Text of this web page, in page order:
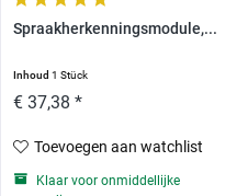
Spraakherkenningsmodule,...
Inhoud1 Stück
€ 37,38 *
Toevoegen aan watchlist
Klaar voor onmiddellijke